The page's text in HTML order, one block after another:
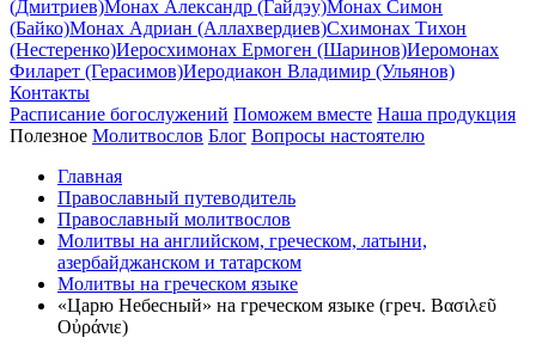
(Дмитриев)Монах Александр (Гайдэу)Монах Симон
(Байко)Монах Адриан (Аллахвердиев)Схимонах Тихон
(Нестеренко)Иеросхимонах Ермоген (Шаринов)Иеромонах
Филарет (Герасимов)Иеродиакон Владимир (Ульянов)
Контакты
Расписание богослужений Поможем вместе Наша продукция
Полезное Молитвослов Блог Вопросы настоятелю
Главная
Православный путеводитель
Православный молитвослов
Молитвы на английском, греческом, латыни,
азербайджанском и татарском
Молитвы на греческом языке
«Царю Небесный» на греческом языке (греч. Βασιλεῦ
Οὐράνιε)